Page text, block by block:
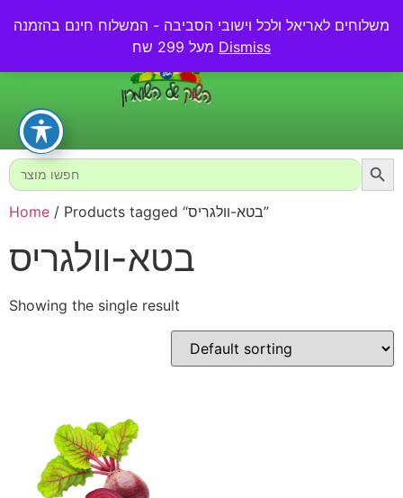
משלוחים לאריאל ולכל וישובי הסביבה - המשלוח חינם בהזמנה
Dismiss
0.00₪
Search
for:
Home / Products tagged “בטא-וולגריס”
בטא-וולגריס
Showing the single result